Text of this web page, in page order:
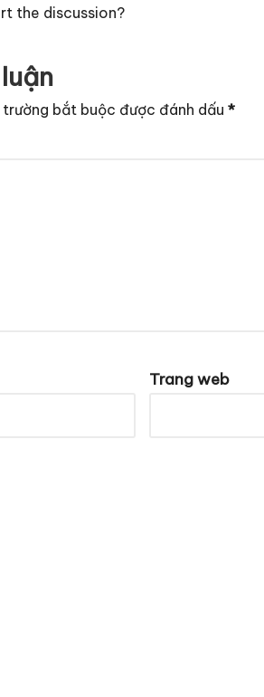
the discussion?
trường bắt buộc được đánh dấu *
Trang web